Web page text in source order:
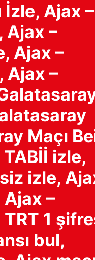
İzle, Ajax –
Ajax –
Ajax –
Ajax –
Maçı
izle,
izle,
Ajax –
1
bul,